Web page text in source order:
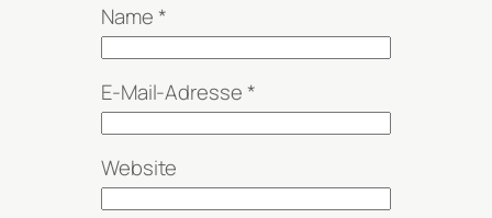
Name*
E-Mail-Adresse*
Website